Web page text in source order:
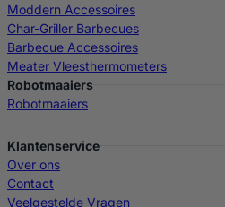
Moddern Accessoires
Char-Griller Barbecues
Barbecue Accessoires
Meater Vleesthermometers
Robotmaaiers
Robotmaaiers
Klantenservice
Over ons
Contact
Veelgestelde Vragen